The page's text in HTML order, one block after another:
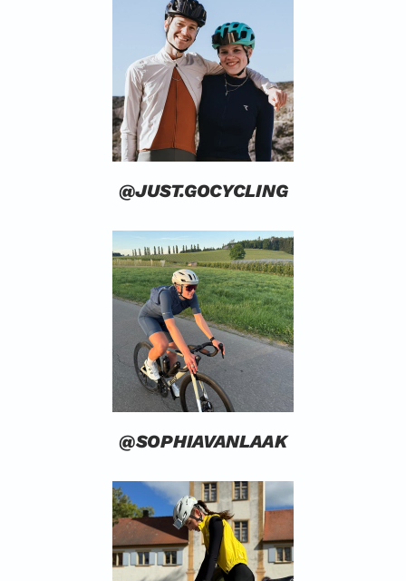
@JUST.GOCYCLING
@SOPHIAVANLAAK